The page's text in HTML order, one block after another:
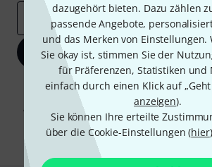
dazugehört bieten. Dazu zählen
passende Angebote,
und das Merken von Einstellungen.
Sie okay ist, stimmen Sie der
für Präferenzen, Statistiken und
einfach durch einen Klick auf „Geht
anzeigen).
Sie können Ihre erteilte
über die Cookie-Einstellungen (hier
E-Mail-Adresse *
Jetzt anmelden
Mit Klick auf „Jetzt anmelden“ stimmen Sie
Werbung und einer Messung des E-Mail-
Abmeldung ist jederzeit möglich. Weitere
unseren
* Pflichtfeld